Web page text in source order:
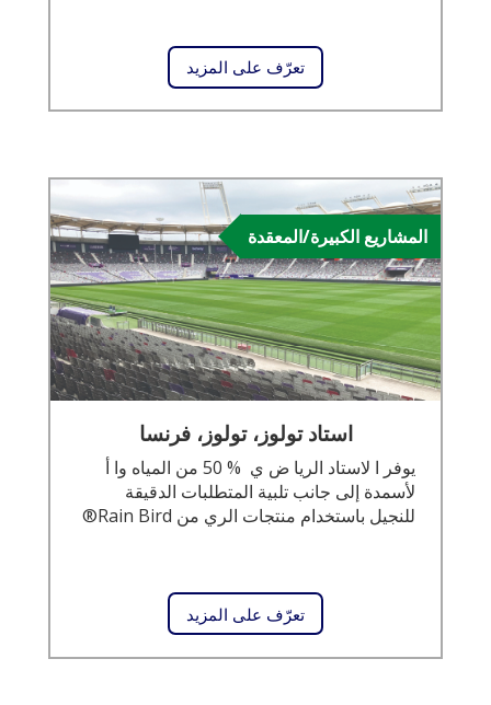
تعرّف على المزيد
المشاريع الكبيرة/المعقدة
استاد تولوز، تولوز، فرنسا
يوفر ا لاستاد الريا ض ي % 50 من المياه وا أ
لأسمدة إلى جانب تلبية المتطلبات الدقيقة
للنجيل باستخدام منتجات الري من Rain Bird®
تعرّف على المزيد